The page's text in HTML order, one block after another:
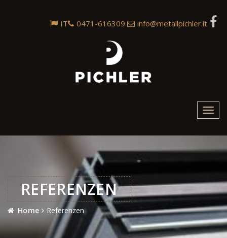
IT 0471-616309 info@metallpichler.it
REFERENZEN
Home Referenzen